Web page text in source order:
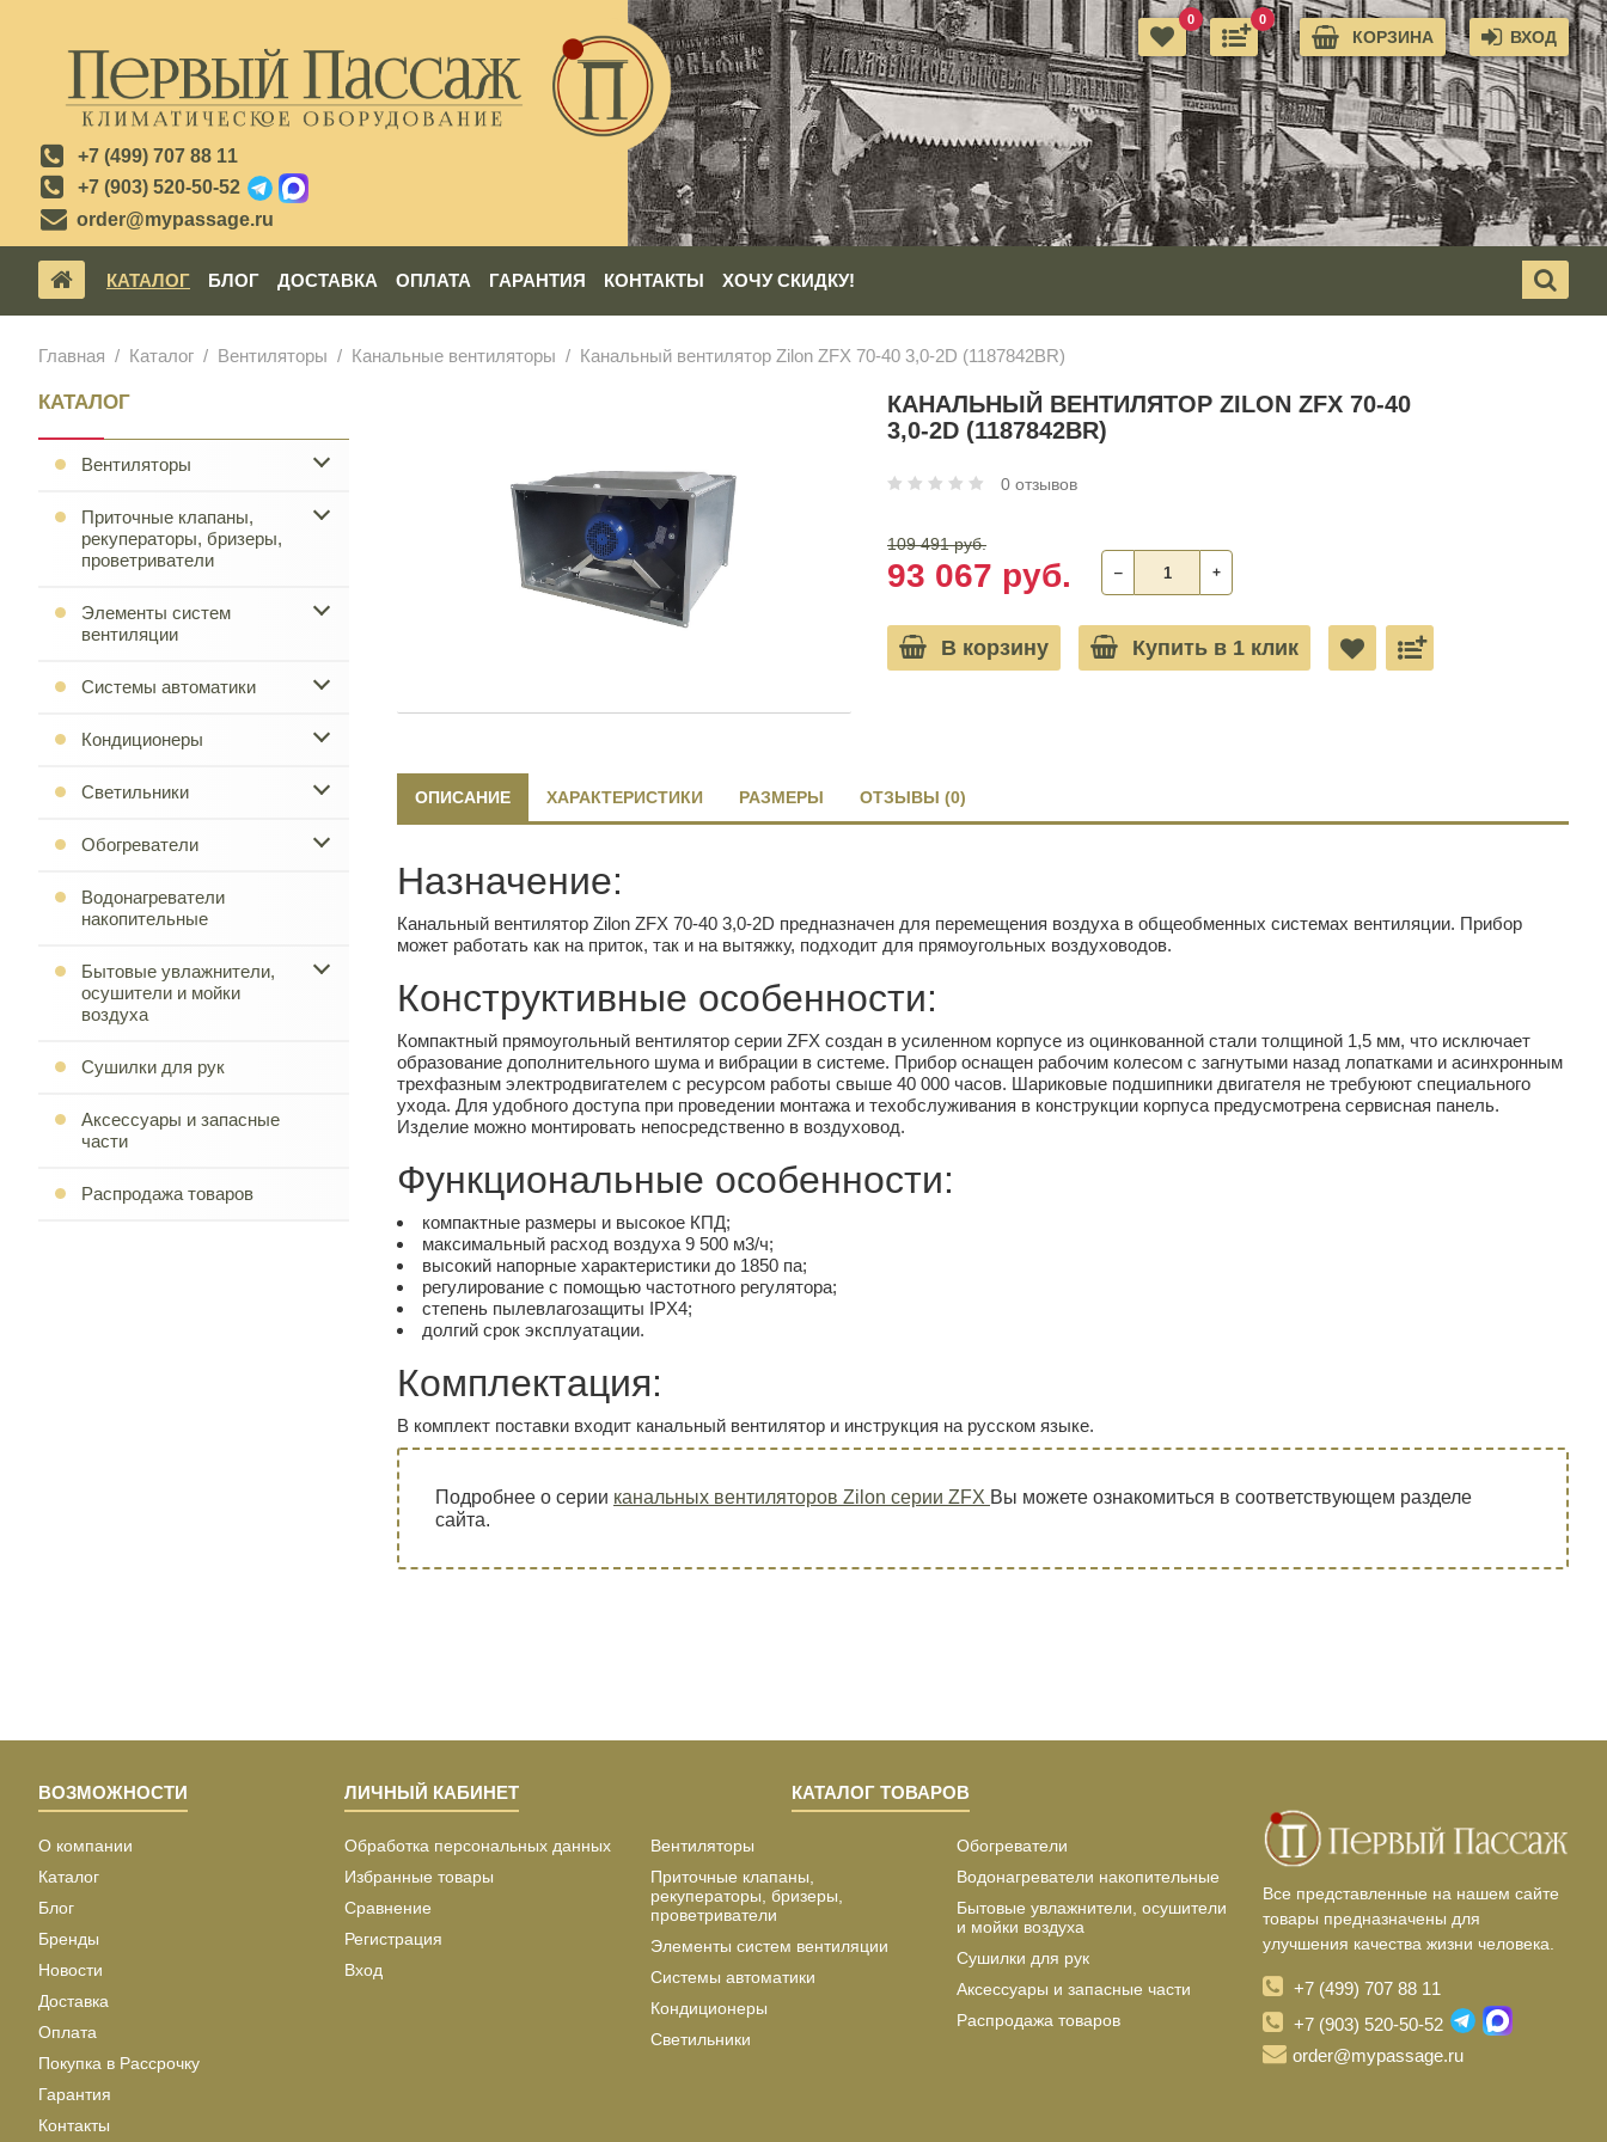
+7 (499) 707 88 11
+7 (903) 520-50-52
order@mypassage.ru
ВХОД
КОРЗИНА
0
0
КАТАЛОГ БЛОГ ДОСТАВКА ОПЛАТА ГАРАНТИЯ КОНТАКТЫ ХОЧУ СКИДКУ!
Главная Каталог Вентиляторы Канальные вентиляторы Канальный вентилятор Zilon ZFX 70-40 3,0-2D (1187842BR)
КАТАЛОГ
Вентиляторы
Приточные клапаны,
рекуператоры, бризеры,
проветриватели
Элементы систем
вентиляции
Системы автоматики
Кондиционеры
Светильники
Обогреватели
Водонагреватели
накопительные
Бытовые увлажнители,
осушители и мойки
воздуха
Сушилки для рук
Аксессуары и запасные
части
Распродажа товаров
КАНАЛЬНЫЙ ВЕНТИЛЯТОР ZILON ZFX 70-40
3,0-2D (1187842BR)
0 отзывов
109 491 руб.
93 067 руб. ‒ +
В корзину Купить в 1 клик
ОПИСАНИЕ ХАРАКТЕРИСТИКИ РАЗМЕРЫ ОТЗЫВЫ (0)
Назначение:
Канальный вентилятор Zilon ZFX 70-40 3,0-2D предназначен для перемещения воздуха в общеобменных системах вентиляции. Прибор
может работать как на приток, так и на вытяжку, подходит для прямоугольных воздуховодов.
Конструктивные особенности:
Компактный прямоугольный вентилятор серии ZFX создан в усиленном корпусе из оцинкованной стали толщиной 1,5 мм, что исключает
образование дополнительного шума и вибрации в системе. Прибор оснащен рабочим колесом с загнутыми назад лопатками и асинхронным
трехфазным электродвигателем с ресурсом работы свыше 40 000 часов. Шариковые подшипники двигателя не требуюют специального
ухода. Для удобного доступа при проведении монтажа и техобслуживания в конструкции корпуса предусмотрена сервисная панель.
Изделие можно монтировать непосредственно в воздуховод.
Функциональные особенности:
компактные размеры и высокое КПД;
максимальный расход воздуха 9 500 м3/ч;
высокий напорные характеристики до 1850 па;
регулирование с помощью частотного регулятора;
степень пылевлагозащиты IPX4;
долгий срок эксплуатации.
Комплектация:
В комплект поставки входит канальный вентилятор и инструкция на русском языке.
Подробнее о серии канальных вентиляторов Zilon серии ZFX Вы можете ознакомиться в соответствующем разделе
сайта.
ВОЗМОЖНОСТИ
О компании
Каталог
Блог
Бренды
Новости
Доставка
Оплата
Покупка в Рассрочку
Гарантия
Контакты
ЛИЧНЫЙ КАБИНЕТ
Обработка персональных данных
Избранные товары
Сравнение
Регистрация
Вход
КАТАЛОГ ТОВАРОВ
Вентиляторы
Приточные клапаны,
рекуператоры, бризеры,
проветриватели
Элементы систем вентиляции
Системы автоматики
Кондиционеры
Светильники
Обогреватели
Водонагреватели накопительные
Бытовые увлажнители, осушители
и мойки воздуха
Сушилки для рук
Аксессуары и запасные части
Распродажа товаров
Все представленные на нашем сайте
товары предназначены для
улучшения качества жизни человека.
+7 (499) 707 88 11
+7 (903) 520-50-52
order@mypassage.ru